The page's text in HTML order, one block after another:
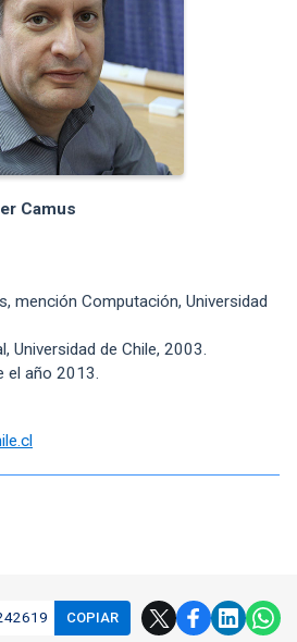
Camus
mención Computación, Universidad
Universidad de Chile, 2003.
el año 2013.
COPIAR